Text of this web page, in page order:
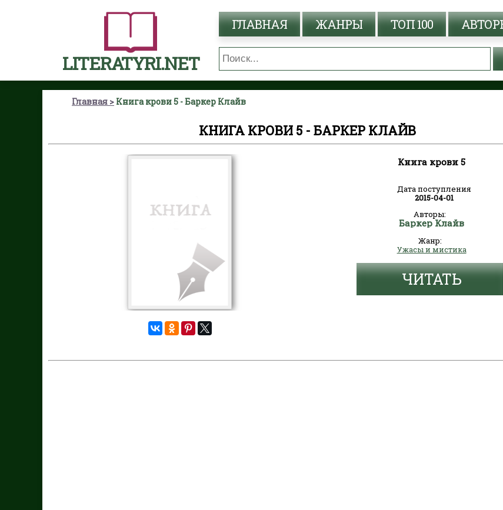
LITERATYRI.NET
ГЛАВНАЯ ЖАНРЫ ТОП 100
Главная Книга крови 5 - Баркер Клайв
КНИГА КРОВИ 5 - БАРКЕР КЛАЙВ
Книга крови 5
Дата поступления
2015-04-01
Авторы:
Баркер Клайв
Жанр:
Ужасы и мистика
ЧИТАТЬ